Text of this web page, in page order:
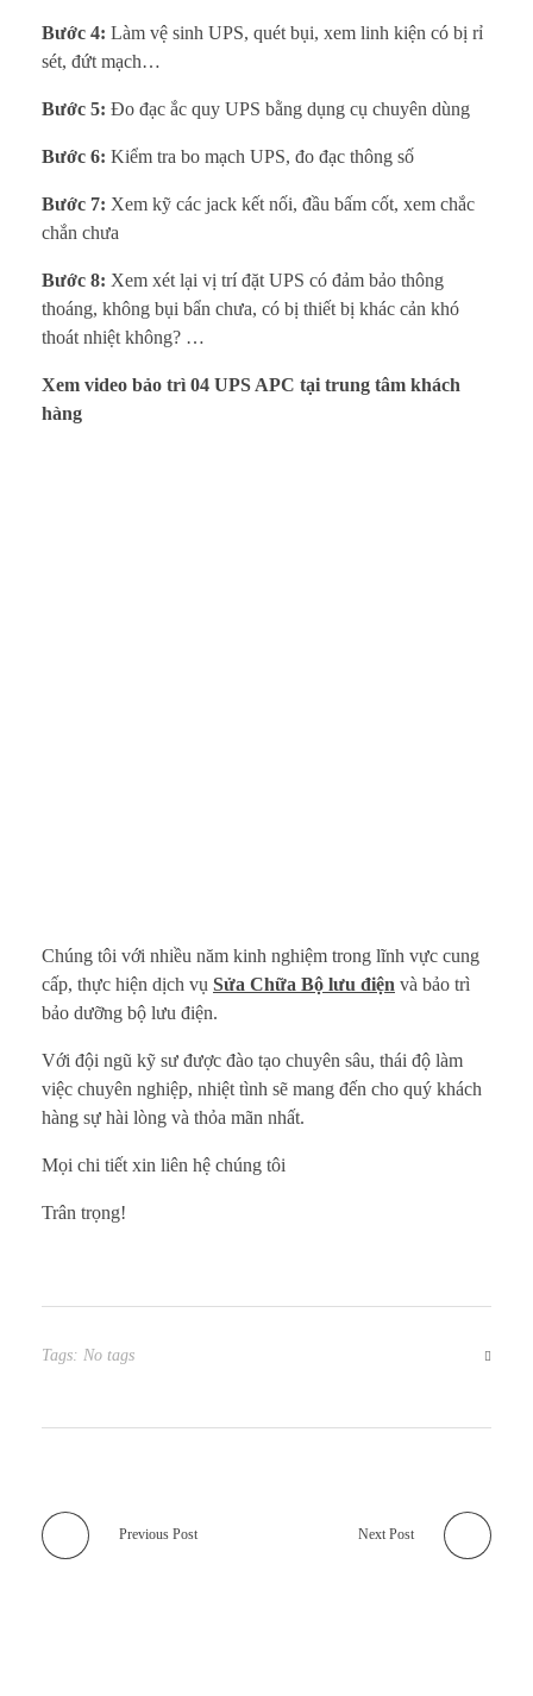
Bước 4: Làm vệ sinh UPS, quét bụi, xem linh kiện có bị rỉ
sét, đứt mạch…
Bước 5: Đo đạc ắc quy UPS bằng dụng cụ chuyên dùng
Bước 6: Kiểm tra bo mạch UPS, đo đạc thông số
Bước 7: Xem kỹ các jack kết nối, đầu bấm cốt, xem chắc
chắn chưa
Bước 8: Xem xét lại vị trí đặt UPS có đảm bảo thông
thoáng, không bụi bẩn chưa, có bị thiết bị khác cản khó
thoát nhiệt không? …
Xem video bảo trì 04 UPS APC tại trung tâm khách
hàng
Chúng tôi với nhiều năm kinh nghiệm trong lĩnh vực cung
cấp, thực hiện dịch vụ Sửa Chữa Bộ lưu điện và bảo trì
bảo dưỡng bộ lưu điện.
Với đội ngũ kỹ sư được đào tạo chuyên sâu, thái độ làm
việc chuyên nghiệp, nhiệt tình sẽ mang đến cho quý khách
hàng sự hài lòng và thỏa mãn nhất.
Mọi chi tiết xin liên hệ chúng tôi
Trân trọng!
Tags: No tags
Previous Post Next Post